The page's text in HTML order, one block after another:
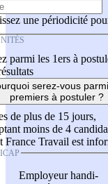
une périodicité
parmi les 1ers à
serez-vous
premiers à postuler ?
de plus de 15 jours,
moins de 4
France Travail est
Employeur handi-